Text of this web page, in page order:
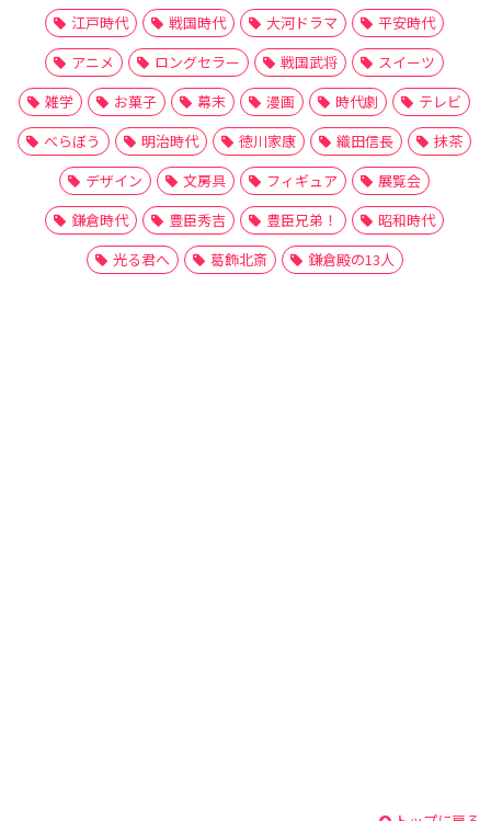
江戸時代 戦国時代 大河ドラマ
平安時代
アニメ
ロングセラー 戦国武将
スイーツ
雑学
お菓子 幕末 漫画 時代劇
テレビ
べらぼう
明治時代 徳川家康 織田信長
抹茶
デザイン
文房具 フィギュア
展覧会
鎌倉時代
豊臣秀吉 豊臣兄弟！
昭和時代
光る君へ
葛飾北斎 鎌倉殿の13人